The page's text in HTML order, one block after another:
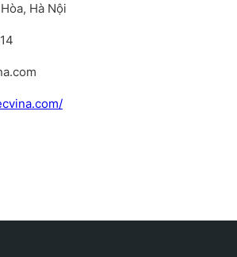
Hà Nội